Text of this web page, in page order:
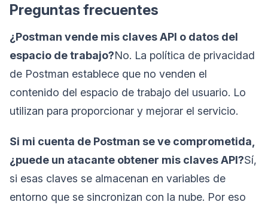
Preguntas frecuentes
¿Postman vende mis claves API o datos del
espacio de trabajo?No. La política de privacidad
de Postman establece que no venden el
contenido del espacio de trabajo del usuario. Lo
utilizan para proporcionar y mejorar el servicio.
Si mi cuenta de Postman se ve comprometida,
¿puede un atacante obtener mis claves API?Sí,
si esas claves se almacenan en variables de
entorno que se sincronizan con la nube. Por eso